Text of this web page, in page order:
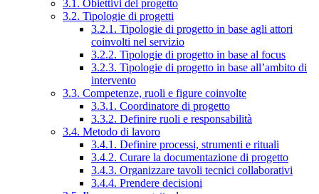
3.1. Obiettivi del progetto
3.2. Tipologie di progetti
3.2.1. Tipologie di progetto in base agli attori
coinvolti nel servizio
3.2.2. Tipologie di progetto in base al focus
3.2.3. Tipologie di progetto in base all’ambito di
intervento
3.3. Competenze, ruoli e figure coinvolte
3.3.1. Coordinatore di progetto
3.3.2. Definire ruoli e responsabilità
3.4. Metodo di lavoro
3.4.1. Definire processi, strumenti e rituali
3.4.2. Curare la documentazione di progetto
3.4.3. Organizzare tavoli tecnici collaborativi
3.4.4. Prendere decisioni